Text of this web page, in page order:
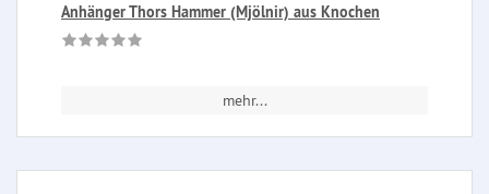
Anhänger Thors Hammer (Mjölnir) aus Knochen
mehr...